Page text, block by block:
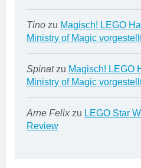
Tino zu Magisch! LEGO
Ministry of Magic
Spinatzu Magisch! LEGO
Ministry of Magic
Arne Felix zu LEGO Star
Review